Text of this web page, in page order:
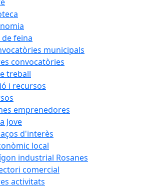
feina
municipals
convocatòries
treball
i recursos
emprenedores
Jove
d'interès
local
industrial Rosanes
comercial
activitats